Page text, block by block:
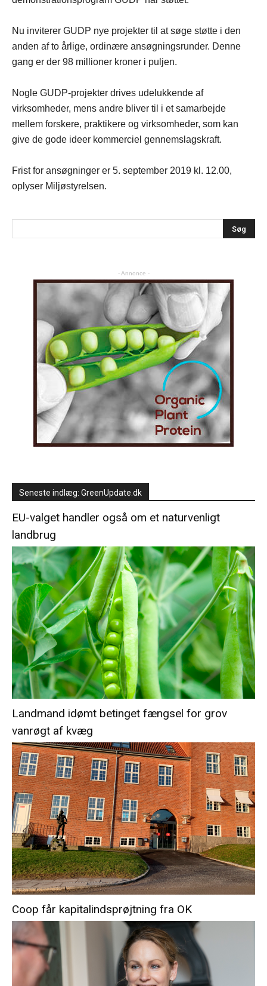
Nu inviterer GUDP nye projekter til at søge støtte i den
anden af to årlige, ordinære ansøgningsrunder. Denne
gang er der 98 millioner kroner i puljen.
Nogle GUDP-projekter drives udelukkende af
virksomheder, mens andre bliver til i et samarbejde
mellem forskere, praktikere og virksomheder, som kan
give de gode ideer kommerciel gennemslagskraft.
Frist for ansøgninger er 5. september 2019 kl. 12.00,
oplyser Miljøstyrelsen.
- Annonce -
Seneste indlæg: GreenUpdate.dk
EU-valget handler også om et naturvenligt
landbrug
Landmand idømt betinget fængsel for grov
vanrøgt af kvæg
Coop får kapitalindsprøjtning fra OK